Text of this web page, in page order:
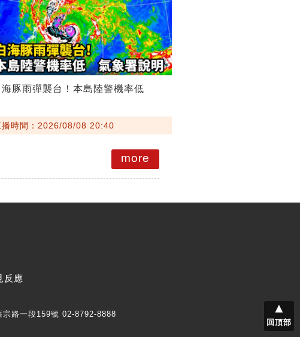
海豚雨彈襲台！本島陸警機率低
播時間：2026/08/08 20:40
more
反應
路一段159號 02-8792-8888 ▲
回頂部